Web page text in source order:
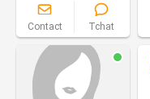
Contact Tchat